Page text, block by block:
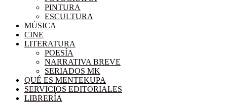
PINTURA
ESCULTURA
MÚSICA
CINE
LITERATURA
POESÍA
NARRATIVA BREVE
SERIADOS MK
QUÉ ES MENTEKUPA
SERVICIOS EDITORIALES
LIBRERÍA